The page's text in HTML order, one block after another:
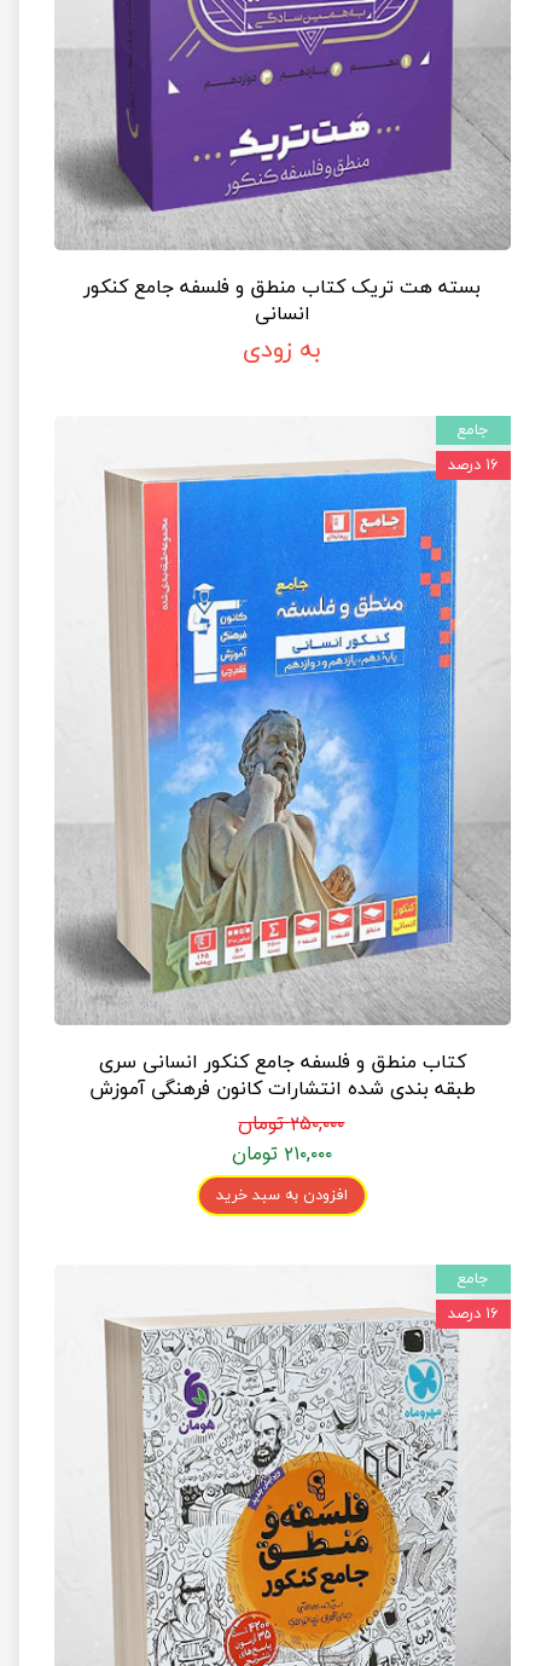
بسته هت تریک کتاب منطق و فلسفه جامع کنکور
انسانی
به زودی
کتاب منطق و فلسفه جامع کنکور انسانی سری
طبقه بندی شده انتشارات کانون فرهنگی آموزش
۲۵۰,۰۰۰ تومان
۲۱۰,۰۰۰ تومان
افزودن به سبد خرید
جامع
۱۶ درصد
جامع
۱۶ درصد